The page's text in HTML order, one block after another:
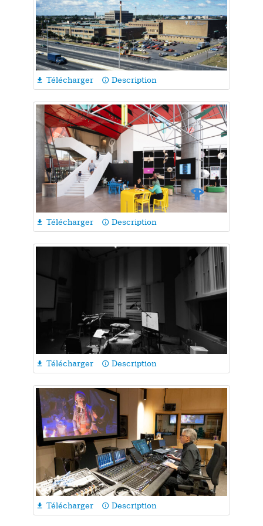
 Télécharger info_outline Description
 Télécharger info_outline Description
 Télécharger info_outline Description
 Télécharger info_outline Description